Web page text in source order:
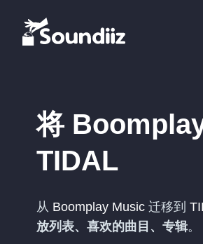
将
TIDAL
从 Boomplay Music 迁移到
放列表、喜欢的曲目、专辑。